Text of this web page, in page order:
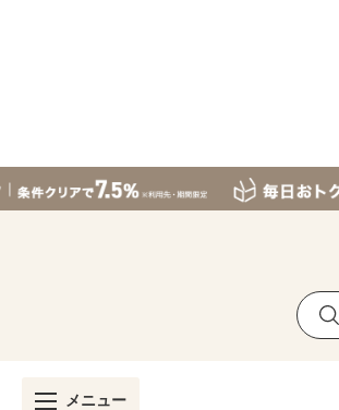
メニュー